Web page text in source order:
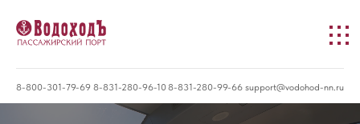
8-800-301-79-69 8-831-280-96-108-831-280-99-66 support@vodohod-nn.ru